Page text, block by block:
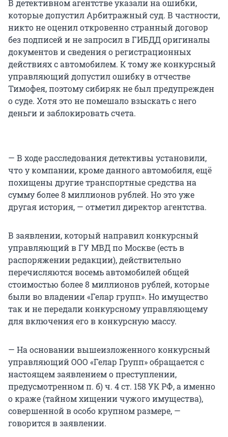
В детективном агентстве указали на ошибки,
которые допустил Арбитражный суд. В частности,
никто не оценил откровенно странный договор
без подписей и не запросил в ГИБДД оригиналы
документов и сведения о регистрационных
действиях с автомобилем. К тому же конкурсный
управляющий допустил ошибку в отчестве
Тимофея, поэтому сибиряк не был предупрежден
о суде. Хотя это не помешало взыскать с него
деньги и заблокировать счета.
— В ходе расследования детективы установили,
что у компании, кроме данного автомобиля, ещё
похищены другие транспортные средства на
сумму более 8 миллионов рублей. Но это уже
другая история, — отметил директор агентства.
В заявлении, который направил конкурсный
управляющий в ГУ МВД по Москве (есть в
распоряжении редакции), действительно
перечисляются восемь автомобилей общей
стоимостью более 8 миллионов рублей, которые
были во владении «Гелар групп». Но имущество
так и не передали конкурсному управляющему
для включения его в конкурсную массу.
— На основании вышеизложенного конкурсный
управляющий ООО «Гелар Групп» обращается с
настоящем заявлением о преступлении,
предусмотренном п. б) ч. 4 ст. 158 УК РФ, а именно
о краже (тайном хищении чужого имущества),
совершенной в особо крупном размере, —
говорится в заявлении.